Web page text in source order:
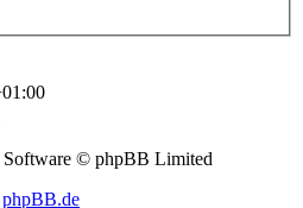
© phpBB Limited
phpBB.de